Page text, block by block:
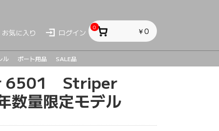
お気に入り ログイン
0 ￥0
ル ボート用品 SALE品
6501 Striper
量限定モデル